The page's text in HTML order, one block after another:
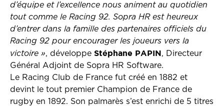
d’équipe et l’excellence nous animent au quotidien
tout comme le Racing 92. Sopra HR est heureux
d’entrer dans la famille des partenaires officiels du
Racing 92 pour encourager les joueurs vers la
victoire », développe Stéphane PAPIN, Directeur
Général Adjoint de Sopra HR Software.
Le Racing Club de France fut créé en 1882 et
devint le tout premier Champion de France de
rugby en 1892. Son palmarès s’est enrichi de 5 titres